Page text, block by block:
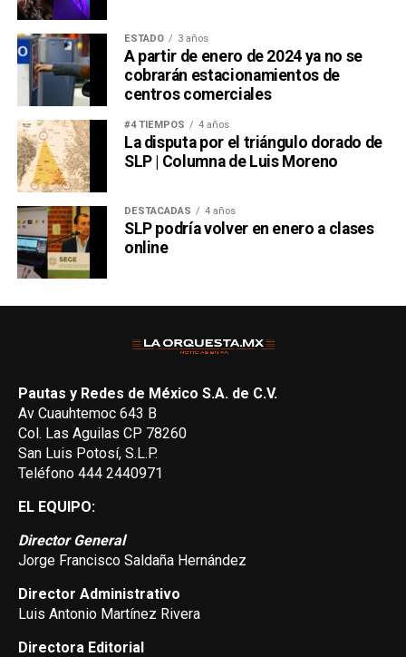
ESTADO 3 años
A partir de enero de 2024 ya no se
cobrarán estacionamientos de
centros comerciales
#4 TIEMPOS 4 años
La disputa por el triángulo dorado de
SLP | Columna de Luis Moreno
DESTACADAS 4 años
SLP podría volver en enero a clases
online
Pautas y Redes de México S.A. de C.V.
Av Cuauhtemoc 643 B
Col. Las Aguilas CP 78260
San Luis Potosí, S.L.P.
Teléfono 444 2440971
EL EQUIPO:
Director General
Jorge Francisco Saldaña Hernández
Director Administrativo
Luis Antonio Martínez Rivera
Directora Editorial